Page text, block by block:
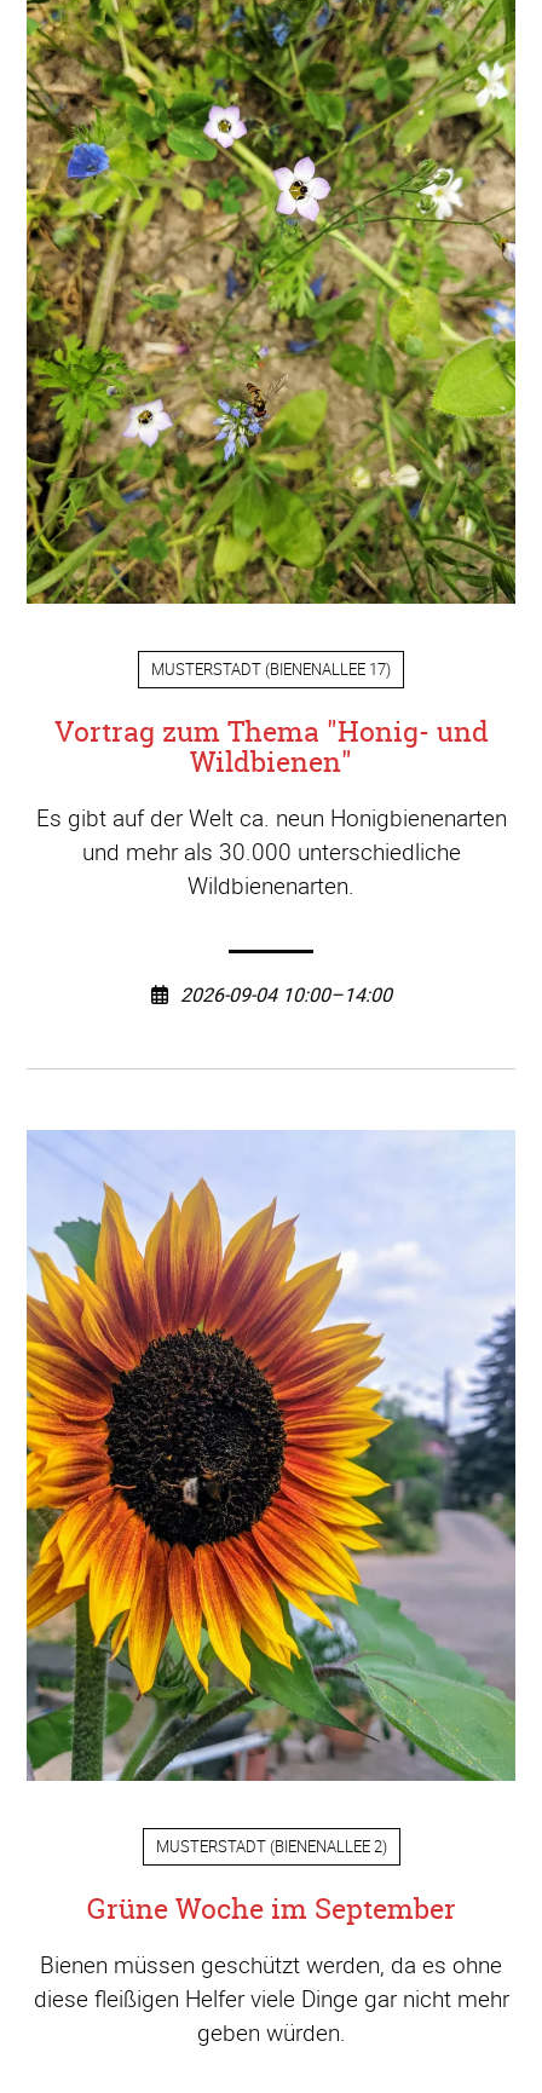
MUSTERSTADT (BIENENALLEE 17)
Vortrag zum Thema "Honig- und
Wildbienen"
Es gibt auf der Welt ca. neun Honigbienenarten
und mehr als 30.000 unterschiedliche
Wildbienenarten.
2026-09-04 10:00–14:00
MUSTERSTADT(BIENENALLEE 2)
Grüne Woche im September
Bienen müssen geschützt werden, da es ohne
diese fleißigen Helfer viele Dinge gar nicht mehr
geben würden.